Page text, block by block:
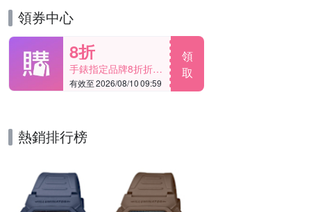
領券中心
8折
手錶指定品牌8折折價
券
有效至 2026/08/10 09:59
領
取
熱銷排行榜